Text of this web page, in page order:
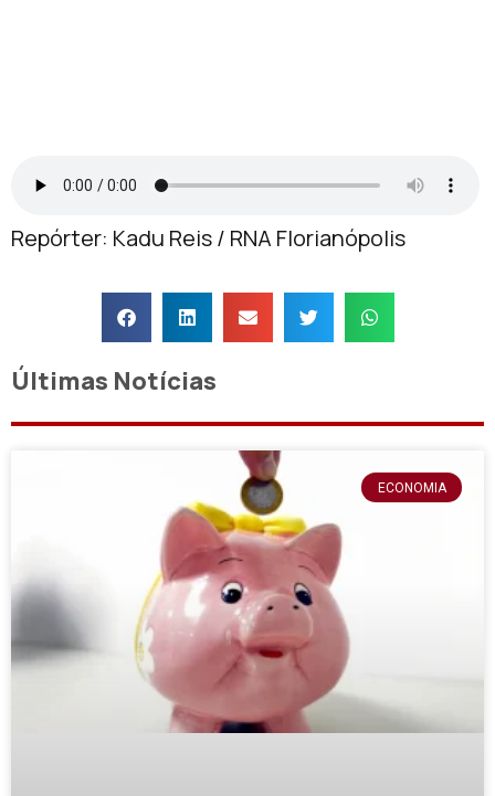
Repórter: Kadu Reis / RNA Florianópolis
Últimas Notícias
ECONOMIA